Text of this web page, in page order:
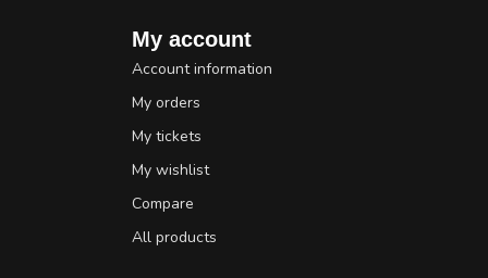
My account
Account information
My orders
My tickets
My wishlist
Compare
All products